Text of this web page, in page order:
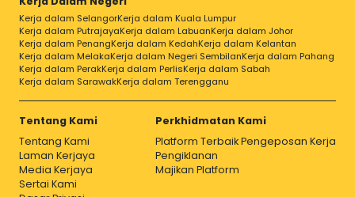
Kerja dalam SelangorKerja dalam Kuala Lumpur
Kerja dalam PutrajayaKerja dalam LabuanKerja dalam Johor
Kerja dalam PenangKerja dalam KedahKerja dalam Kelantan
Kerja dalam MelakaKerja dalam Negeri SembilanKerja dalam Pahang
Kerja dalam PerakKerja dalam PerlisKerja dalam Sabah
Kerja dalam SarawakKerja dalam Terengganu
Tentang Kami
Tentang Kami
Laman Kerjaya
Media Kerjaya
Sertai Kami
Perkhidmatan Kami
Platform Terbaik Pengeposan Kerja
Pengiklanan
Majikan Platform